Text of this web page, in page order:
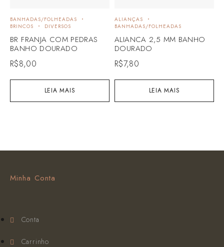
LEIA MAIS
BANHADAS/FOLHEADAS
BRINCOS
DIVERSOS
BR FRANJA COM PEDRAS
BANHO DOURADO
R$8,00
LEIA MAIS
ALIANÇAS
BANHADAS/FOLHEADAS
ALIANCA 2,5 MM BANHO
DOURADO
R$7,80
Minha Conta
Conta
Carrinho